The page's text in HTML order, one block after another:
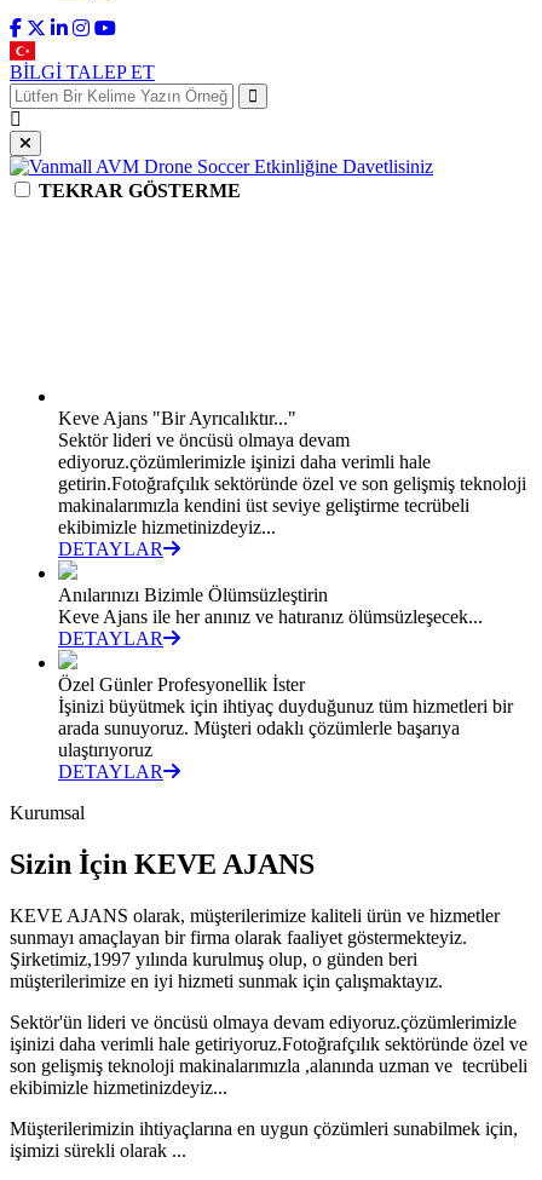
BİLGİ TALEP ET
TEKRAR GÖSTERME
Keve Ajans "Bir Ayrıcalıktır..."
Sektör lideri ve öncüsü olmaya devam
ediyoruz.çözümlerimizle işinizi daha verimli hale
getirin.Fotoğrafçılık sektöründe özel ve son gelişmiş teknoloji
makinalarımızla kendini üst seviye geliştirme tecrübeli
ekibimizle hizmetinizdeyiz...
DETAYLAR
Anılarınızı Bizimle Ölümsüzleştirin
Keve Ajans ile her anınız ve hatıranız ölümsüzleşecek...
DETAYLAR
Özel Günler Profesyonellik İster
İşinizi büyütmek için ihtiyaç duyduğunuz tüm hizmetleri bir
arada sunuyoruz. Müşteri odaklı çözümlerle başarıya
ulaştırıyoruz
DETAYLAR
Kurumsal
Sizin İçin KEVE AJANS
KEVE AJANS olarak, müşterilerimize kaliteli ürün ve hizmetler
sunmayı amaçlayan bir firma olarak faaliyet göstermekteyiz.
Şirketimiz,1997 yılında kurulmuş olup, o günden beri
müşterilerimize en iyi hizmeti sunmak için çalışmaktayız.
Sektör'ün lideri ve öncüsü olmaya devam ediyoruz.çözümlerimizle
işinizi daha verimli hale getiriyoruz.Fotoğrafçılık sektöründe özel ve
son gelişmiş teknoloji makinalarımızla ,alanında uzman ve tecrübeli
ekibimizle hizmetinizdeyiz...
Müşterilerimizin ihtiyaçlarına en uygun çözümleri sunabilmek için,
işimizi sürekli olarak ...